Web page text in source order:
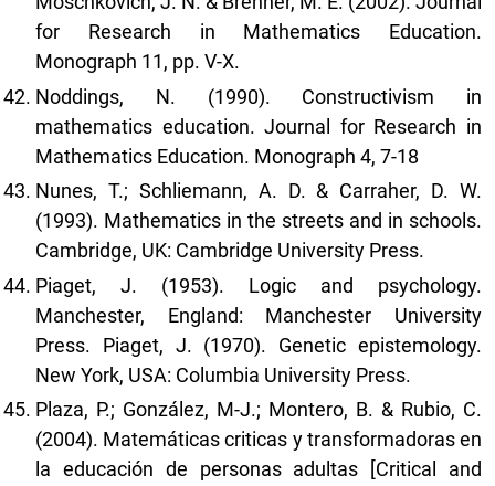
for Research in Mathematics Education.
Monograph 11, pp. V-X.
Noddings, N. (1990). Constructivism in
mathematics education. Journal for Research in
Mathematics Education. Monograph 4, 7-18
Nunes, T.; Schliemann, A. D. & Carraher, D. W.
(1993). Mathematics in the streets and in schools.
Cambridge, UK: Cambridge University Press.
Piaget, J. (1953). Logic and psychology.
Manchester, England: Manchester University
Press. Piaget, J. (1970). Genetic epistemology.
New York, USA: Columbia University Press.
Plaza, P.; González, M-J.; Montero, B. & Rubio, C.
(2004). Matemáticas criticas y transformadoras en
la educación de personas adultas [Critical and